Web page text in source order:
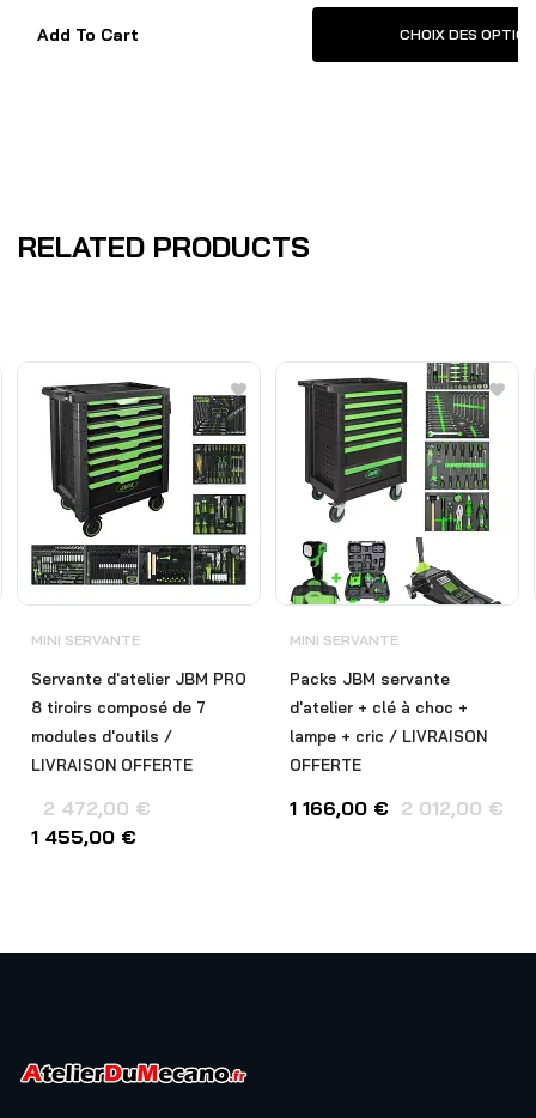
Add To Cart CHOIX DES
RELATED PRODUCTS
MINI SERVANTE
Servante d'atelier JBM PRO
8 tiroirs composé de 7
modules d'outils /
LIVRAISON OFFERTE
2 472,00 €
1 455,00 €
MINI SERVANTE
Packs JBM servante
d'atelier + clé à choc +
lampe + cric / LIVRAISON
OFFERTE
2 012,00 €
1 166,00 €